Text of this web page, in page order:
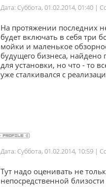
Дата: Суббота, 01.02.2014, 01:40 |
На протяжении последних
будет включать в себя три
мойки и маленькое
будущего бизнеса,
для установки, но что - то
уже сталкивался с
Дата: Суббота, 01.02.2014, 10:59 |
Тут надо оценивать не
непосредственной